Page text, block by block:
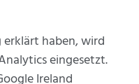
haben, wird
eingesetzt.
Ireland